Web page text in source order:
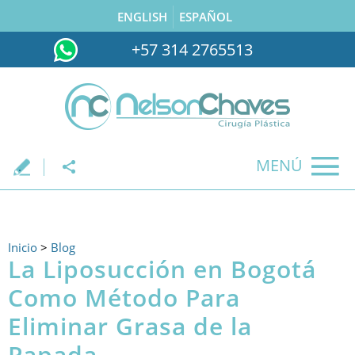
ENGLISH ESPAÑOL
+57 314 2765513
. MENÚ
Inicio > Blog
La Liposucción en Bogotá
Como Método Para
Eliminar Grasa de la